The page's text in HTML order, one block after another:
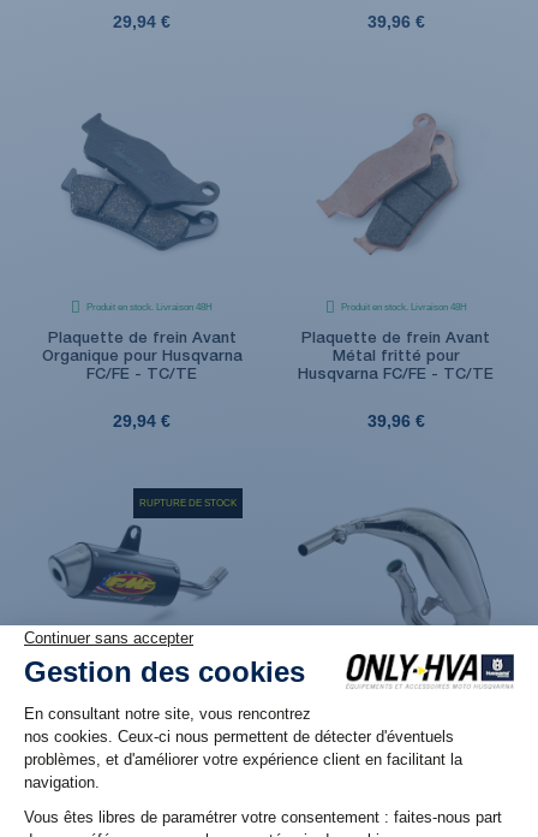
29,94 € 39,96 €
Produit en stock. Livraison 48H
Plaquette de frein Avant
Organique pour Husqvarna
FC/FE - TC/TE
29,94 €
Produit en stock. Livraison 48H
Plaquette de frein Avant
Métal fritté pour
Husqvarna FC/FE - TC/TE
39,96 €
RUPTURE DE STOCK
Rupture de stock
Silencieux FMF Powercore 2
pour Husqvarna TC 85 (18-
199,08 €
Pot d'échappement FMF
Fatty pour Husqvarna TC
349,02 €